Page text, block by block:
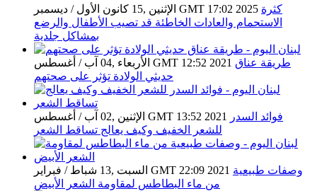
الإثنين ,15 كانون الأول / ديسمبر GMT 17:02 2025 كثرة
الاستحمام والعادات الخاطئة قد تصيب الأطفال والرضع
بمشاكل جلدية
الأربعاء ,04 آب / أغسطس GMT 12:52 2021 طريقة عناق
حديثي الولادة تؤثر على صحتهم
الإثنين ,02 آب / أغسطس GMT 13:52 2021 فوائد السدر
للشعر الخفيف وكيف يعالج تساقط الشعر
السبت ,13 شباط / فبراير GMT 22:09 2021 وصفات طبيعية
من ماء البطاطس لمقاومة الشعر الأبيض